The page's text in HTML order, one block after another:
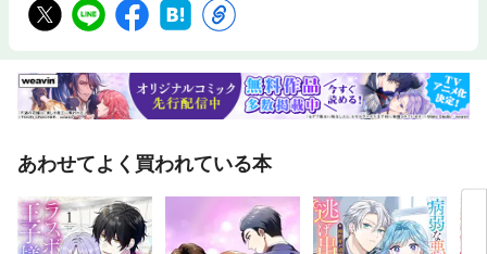
あわせてよく買われている本